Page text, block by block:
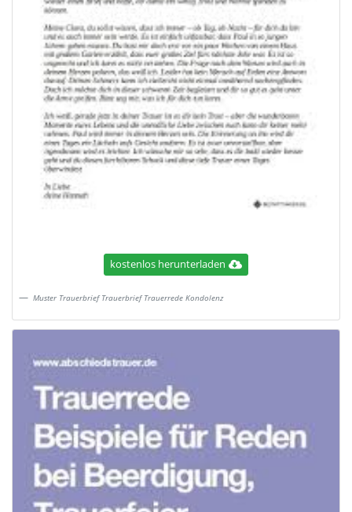
kostenlos herunterladen
Muster Trauerbrief Trauerbrief Trauerrede Kondolenz